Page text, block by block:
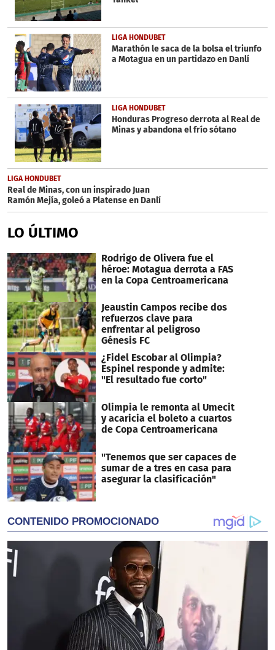
LIGA HONDUBET
Marathón le saca de la bolsa el triunfo
a Motagua en un partidazo en Danlí
LIGA HONDUBET
Honduras Progreso derrota al Real de
Minas y abandona el frío sótano
LIGA HONDUBET
Real de Minas, con un inspirado Juan
Ramón Mejía, goleó a Platense en Danlí
LO ÚLTIMO
Rodrigo de Olivera fue el
héroe: Motagua derrota a FAS
en la Copa Centroamericana
Jeaustin Campos recibe dos
refuerzos clave para
enfrentar al peligroso
Génesis FC
¿Fidel Escobar al Olimpia?
Espinel responde y admite:
"El resultado fue corto"
Olimpia le remonta al Umecit
y acaricia el boleto a cuartos
de Copa Centroamericana
"Tenemos que ser capaces de
sumar de a tres en casa para
asegurar la clasificación"